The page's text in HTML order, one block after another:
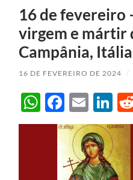
16 de fevereiro
virgem e mártir
Campânia, Itália
16 DE FEVEREIRO DE 2024 /
WhatsApp